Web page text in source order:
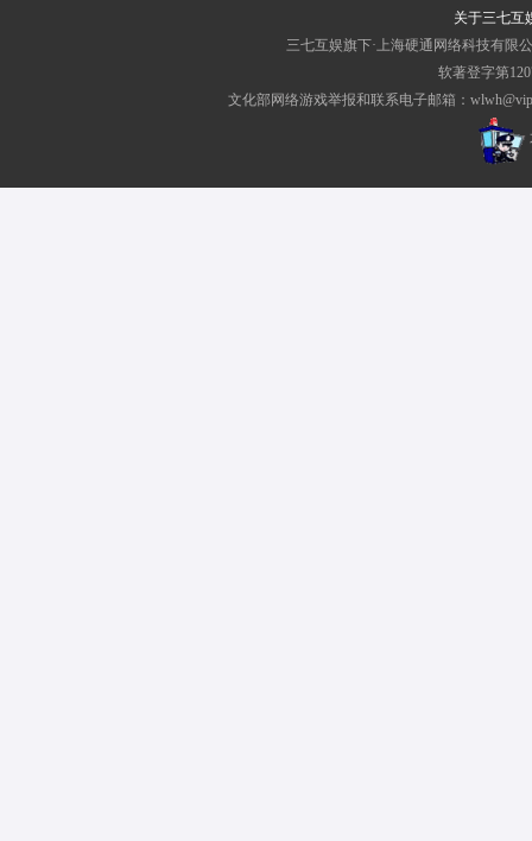
关于三七互
三七互娱旗下·上海硬通网络科技有限
软著登字第
文化部网络游戏举报和联系电子邮箱：